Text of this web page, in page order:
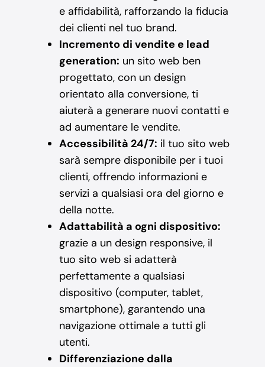
e affidabilità, rafforzando la fiducia
dei clienti nel tuo brand.
Incremento di vendite e lead
generation: un sito web ben
progettato, con un design
orientato alla conversione, ti
aiuterà a generare nuovi contatti e
ad aumentare le vendite.
Accessibilità 24/7: il tuo sito web
sarà sempre disponibile per i tuoi
clienti, offrendo informazioni e
servizi a qualsiasi ora del giorno e
della notte.
Adattabilità a ogni dispositivo:
grazie a un design responsive, il
tuo sito web si adatterà
perfettamente a qualsiasi
dispositivo (computer, tablet,
smartphone), garantendo una
navigazione ottimale a tutti gli
utenti.
Differenziazione dalla